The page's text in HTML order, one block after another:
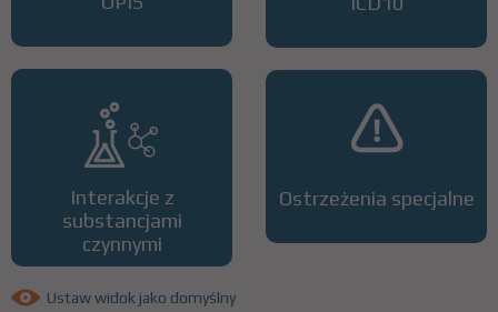
Interakcje z
substancjami
czynnymi
Ostrzeżenia specjalne
Ustaw widok jako domyślny